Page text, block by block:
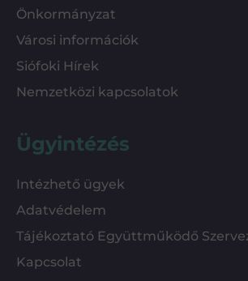
Önkormányzat
Városi információk
Siófoki Hírek
Nemzetközi kapcsolatok
Ügyintézés
Intézhető ügyek
Adatvédelem
Tájékoztató Együttműködő
Kapcsolat